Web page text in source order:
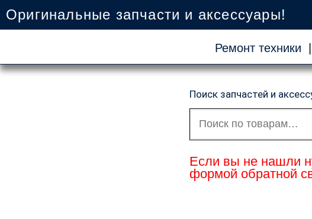
содержимому
Оригинальные запчасти и аксессуары!
Ремонт техники |
Поиск запчастей и
Искать:
Если вы не нашли
формой обратной